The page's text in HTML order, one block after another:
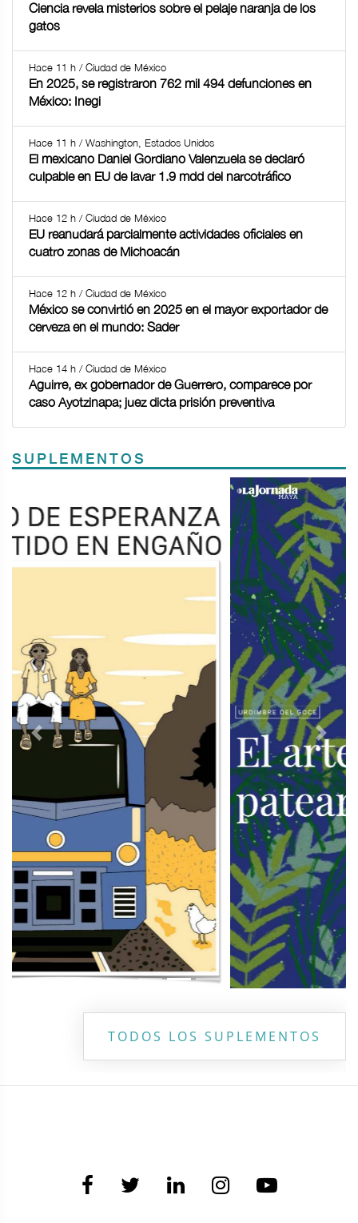
Ciencia revela misterios sobre el pelaje naranja de los
gatos
Hace 11 h / Ciudad de México
En 2025, se registraron 762 mil 494 defunciones en
México: Inegi
Hace 11 h / Washington, Estados Unidos
El mexicano Daniel Gordiano Valenzuela se declaró
culpable en EU de lavar 1.9 mdd del narcotráfico
Hace 12 h / Ciudad de México
EU reanudará parcialmente actividades oficiales en
cuatro zonas de Michoacán
Hace 12 h / Ciudad de México
México se convirtió en 2025 en el mayor exportador de
cerveza en el mundo: Sader
Hace 14 h / Ciudad de México
Aguirre, ex gobernador de Guerrero, comparece por
caso Ayotzinapa; juez dicta prisión preventiva
SUPLEMENTOS
Previous Next
TODOS LOS SUPLEMENTOS